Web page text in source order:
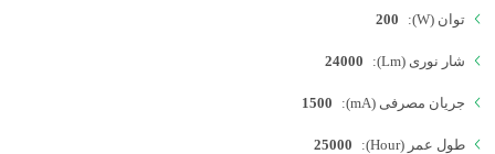
توان (W): 200
شار نوری (Lm): 24000
جریان مصرفی (mA): 1500
طول عمر (Hour): 25000